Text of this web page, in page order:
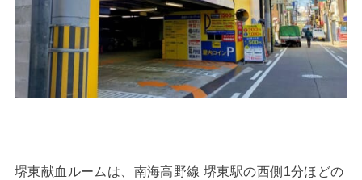
堺東献血ルームは、南海高野線 堺東駅の西側1分ほどの